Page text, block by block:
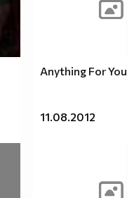
Anything For You
11.08.2012